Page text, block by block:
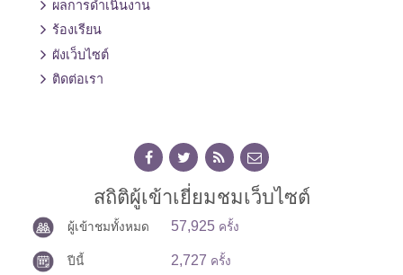
ผลการดำเนินงาน
ร้องเรียน
ผังเว็บไซต์
ติดต่อเรา
สถิติผู้เข้าเยี่ยมชมเว็บไซต์
ผู้เข้าชมทั้งหมด 57,925 ครั้ง
ปีนี้ 2,727 ครั้ง